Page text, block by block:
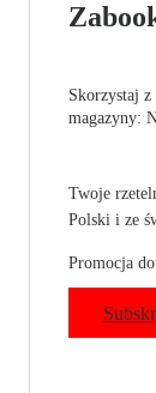
Skorzystaj
magazyny:
Twoje
Polski i ze
Promocja